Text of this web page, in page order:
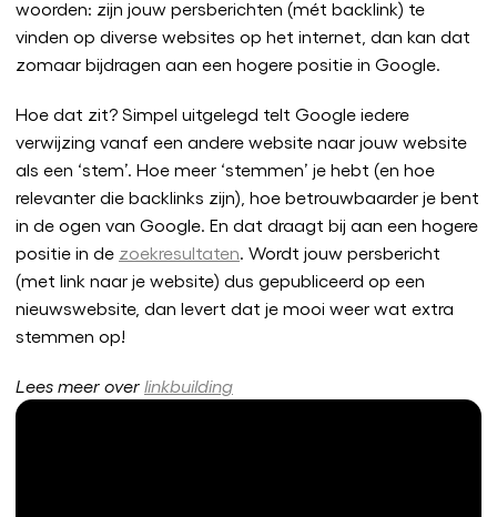
woorden: zijn jouw persberichten (mét backlink) te
vinden op diverse websites op het internet, dan kan dat
zomaar bijdragen aan een hogere positie in Google.
Hoe dat zit? Simpel uitgelegd telt Google iedere
verwijzing vanaf een andere website naar jouw website
als een ‘stem’. Hoe meer ‘stemmen’ je hebt (en hoe
relevanter die backlinks zijn), hoe betrouwbaarder je bent
in de ogen van Google. En dat draagt bij aan een hogere
positie in de zoekresultaten. Wordt jouw persbericht
(met link naar je website) dus gepubliceerd op een
nieuwswebsite, dan levert dat je mooi weer wat extra
stemmen op!
Lees meer over linkbuilding